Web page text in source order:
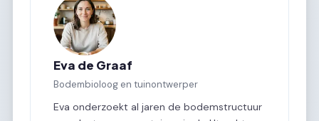
Eva de Graaf
Bodembioloog en tuinontwerper
Eva onderzoekt al jaren de bodemstructuur